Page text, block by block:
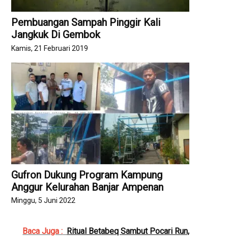
Pembuangan Sampah Pinggir Kali
Jangkuk Di Gembok
Kamis, 21 Februari 2019
Gufron Dukung Program Kampung
Anggur Kelurahan Banjar Ampenan
Minggu, 5 Juni 2022
Baca Juga : Ritual Betabeq Sambut Pocari Run,